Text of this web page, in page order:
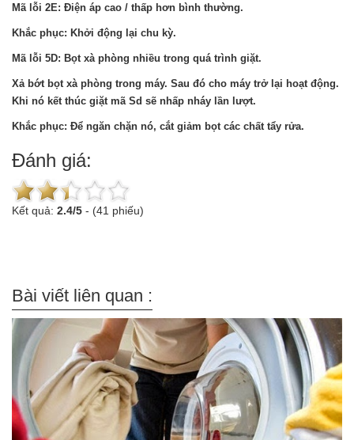
Mã lỗi 2E: Điện áp cao / thấp hơn bình thường.
Khắc phục: Khởi động lại chu kỳ.
Mã lỗi 5D: Bọt xà phòng nhiều trong quá trình giặt.
Xả bớt bọt xà phòng trong máy. Sau đó cho máy trở lại hoạt động.
Khi nó kết thúc giặt mã Sd sẽ nhấp nháy lần lượt.
Khắc phục: Để ngăn chặn nó, cắt giảm bọt các chất tẩy rửa.
Đánh giá:
Kết quả: 2.4/5 - (41 phiếu)
Bài viết liên quan :